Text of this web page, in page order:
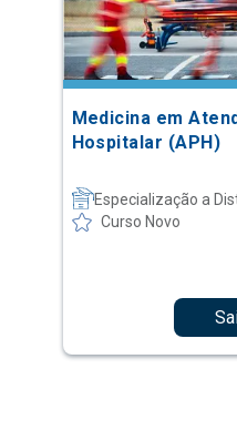
Medicina em
Hospitalar (APH)
Especialização a
Curso Novo